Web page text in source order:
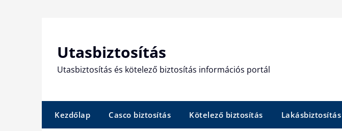
Utasbiztosítás
Utasbiztosítás és kötelező biztosítás információs portál
Kezdőlap Casco biztosítás Kötelező biztosítás Lakásbiztosítás